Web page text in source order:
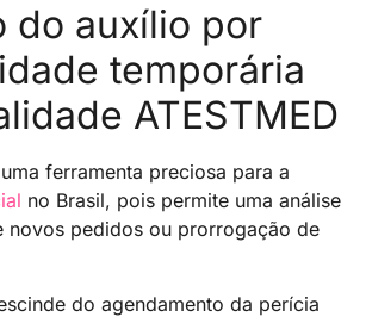
do auxílio por
temporária
ATESTMED
uma ferramenta preciosa para a
no Brasil, pois permite uma análise
novos pedidos ou prorrogação de
do agendamento da perícia